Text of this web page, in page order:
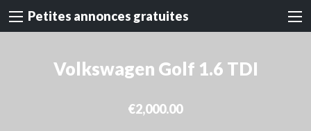
Petites annonces gratuites
Volkswagen Golf 1.6 TDI
€2,000.00